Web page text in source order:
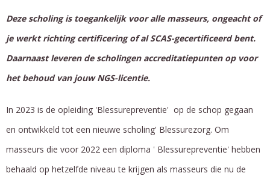
Deze scholing is toegankelijk voor alle masseurs, ongeacht of
je werkt richting certificering of al SCAS-gecertificeerd bent.
Daarnaast leveren de scholingen accreditatiepunten op voor
het behoud van jouw NGS-licentie.
In 2023 is de opleiding 'Blessurepreventie' op de schop gegaan
en ontwikkeld tot een nieuwe scholing' Blessurezorg. Om
masseurs die voor 2022 een diploma ' Blessurepreventie' hebben
behaald op hetzelfde niveau te krijgen als masseurs die nu de